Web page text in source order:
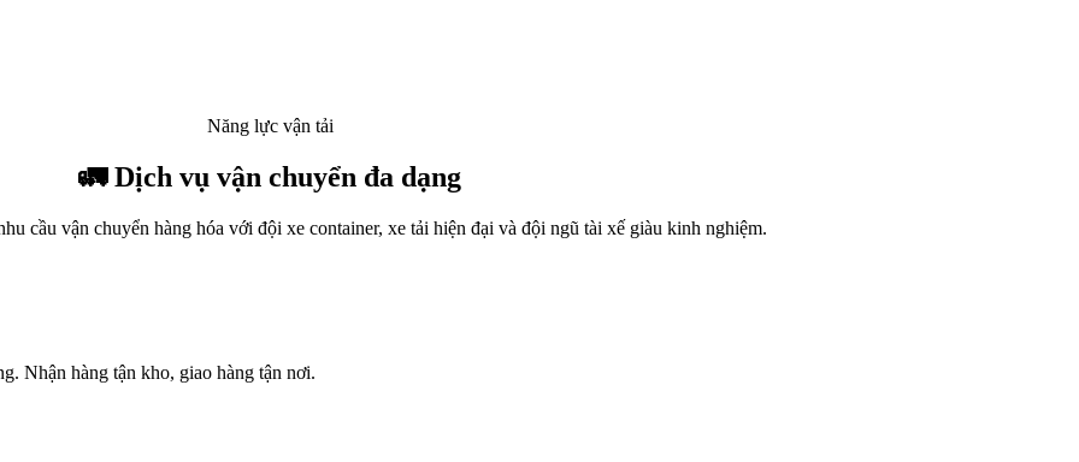
Năng lực vận tải
🚛 Dịch vụ vận chuyển đa dạng
cầu vận chuyển hàng hóa với đội xe container, xe tải hiện đại và đội ngũ tài xế giàu kinh nghiệm.
Nhận hàng tận kho, giao hàng tận nơi.